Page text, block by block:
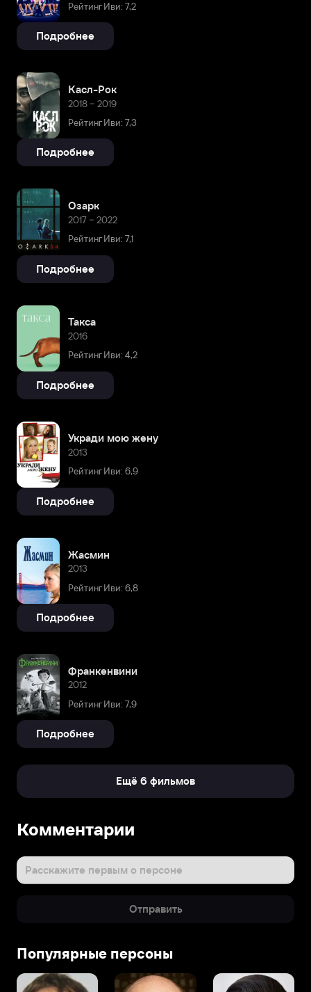
Рейтинг Иви: 7,2
Подробнее
Касл-Рок
2018 – 2019
Рейтинг Иви: 7,3
Подробнее
Озарк
2017 – 2022
Рейтинг Иви: 7,1
Подробнее
Такса
2016
Рейтинг Иви: 4,2
Подробнее
Укради мою жену
2013
Рейтинг Иви: 6,9
Подробнее
Жасмин
2013
Рейтинг Иви: 6,8
Подробнее
Франкенвини
2012
Рейтинг Иви: 7,9
Подробнее
Ещё 6 фильмов
Комментарии
Расскажите первым о персоне
Отправить
Популярные персоны